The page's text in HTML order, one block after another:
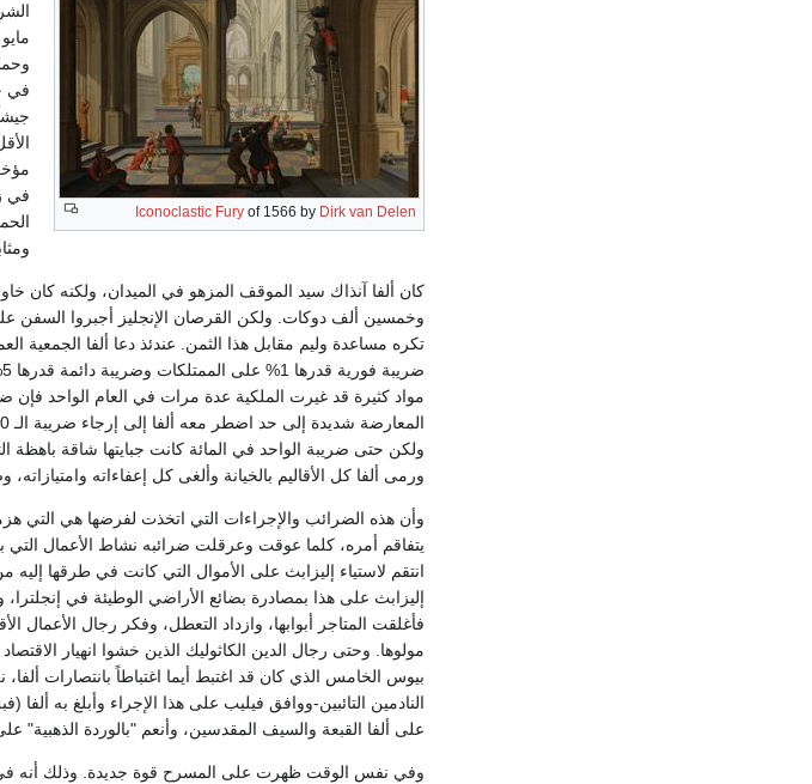
Iconoclastic Fury of 1566 by Dirk van Delen
في
كان ألفا آنذاك سيد الموقف المزهو في الميدان، ولكنه كان
وخمسين ألف دوكات. ولكن القرصان الإنجليز أجبروا السفن على
مواد كثيرة قد غيرت الملكية عدة مرات في العام الواحد
ولكن حتى ضريبة الواحد في المائة كانت جبايتها شاقة
ورمى ألفا كل الأقاليم بالخيانة وألغى كل إعفاءاته
وأن هذه الضرائب والإجراءات التي اتخذت لفرضها هي التي
يتفاقم أمره، كلما عوقت وعرقلت ضرائبه نشاط الأعمال التي
انتقم لاستياء إليزابث على الأموال التي كانت في طرقها إليه
إليزابث على هذا بمصادرة بضائع الأراضي الوطيئة في
فأغلقت المتاجر أبوابها، وازداد التعطل، وفكر رجال الأعمال
على ألفا القبعة والسيف المقدسين، وأنعم "بالوردة الذهبية" على زوجته(27)، كما أعدم فيليب مونتيني الذي كان